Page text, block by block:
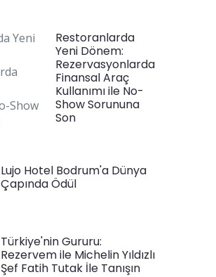
Restoranlarda
Yeni Dönem:
Rezervasyonlarda
Finansal Araç
Kullanımı ile No-
Show Sorununa
Son
Lujo Hotel Bodrum'a Dünya
Çapında Ödül
Türkiye'nin Gururu:
Rezervem ile Michelin Yıldızlı
Şef Fatih Tutak İle Tanışın